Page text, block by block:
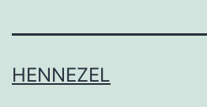
HENNEZEL